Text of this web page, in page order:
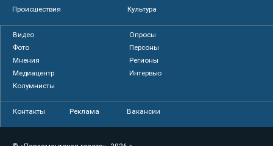
Происшествия
Культура
Видео
Опросы
Фото
Персоны
Мнения
Регионы
Медиацентр
Интервью
Колумнисты
Контакты Реклама Вакансии